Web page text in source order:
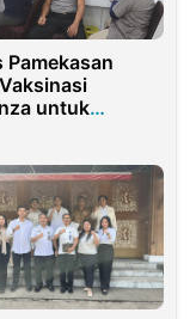
Pamekasan
untuk